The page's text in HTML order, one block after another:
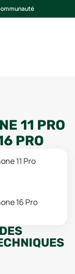
11 PRO
PRO
11 Pro
16 Pro